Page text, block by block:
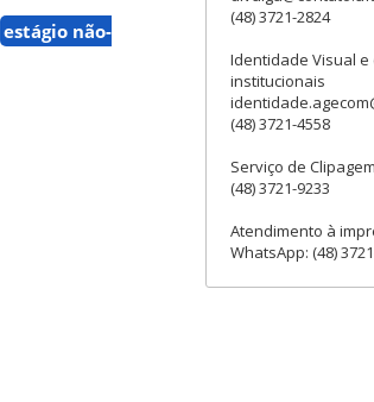
estágio não-
(48) 3721-2824
Identidade Visual e
institucionais
(48) 3721-4558
Serviço de Clipagem
(48) 3721-9233
Atendimento à
WhatsApp: (48)